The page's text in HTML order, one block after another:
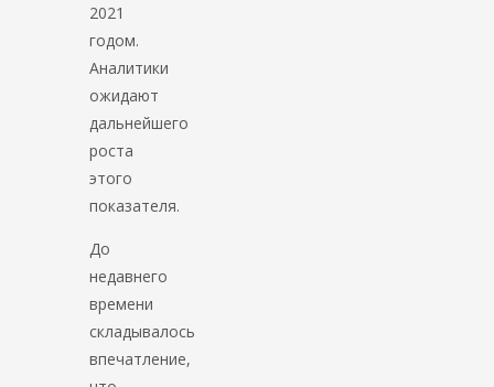
2021
годом.
Аналитики
ожидают
дальнейшего
роста
этого
показателя.
До
недавнего
времени
складывалось
впечатление,